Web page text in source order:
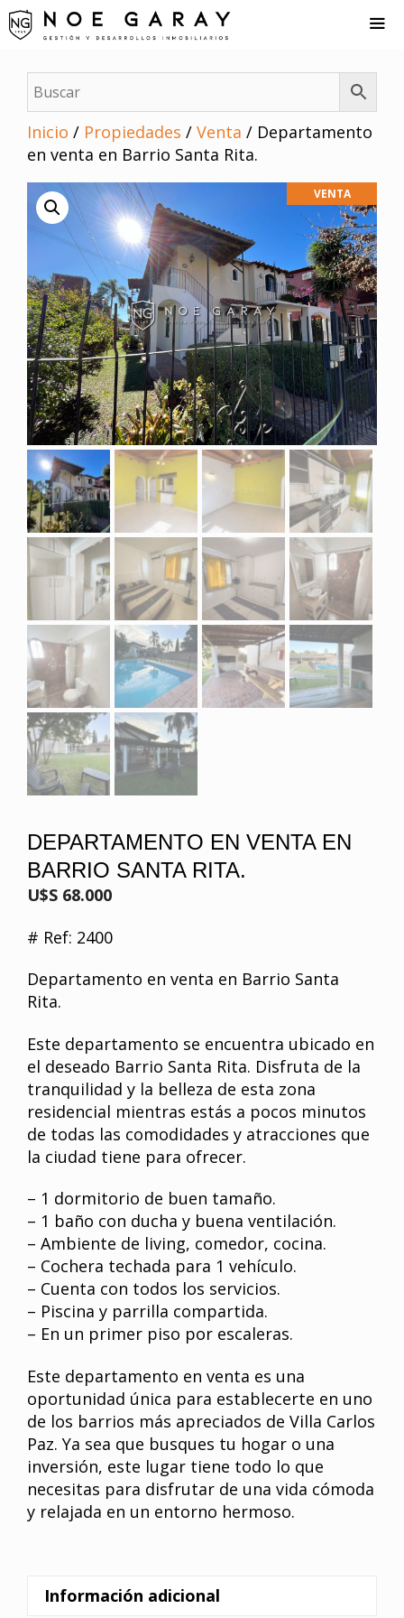
Saltar
al
Inicio / Propiedades / Venta / Departamento
en venta en Barrio Santa Rita.
VENTA
DEPARTAMENTO EN VENTA EN
BARRIO SANTA RITA.
U$S 68.000
# Ref: 2400
Departamento en venta en Barrio Santa
Rita.
Este departamento se encuentra ubicado en
el deseado Barrio Santa Rita. Disfruta de la
tranquilidad y la belleza de esta zona
residencial mientras estás a pocos minutos
de todas las comodidades y atracciones que
la ciudad tiene para ofrecer.
– 1 dormitorio de buen tamaño.
– 1 baño con ducha y buena ventilación.
– Ambiente de living, comedor, cocina.
– Cochera techada para 1 vehículo.
– Cuenta con todos los servicios.
– Piscina y parrilla compartida.
– En un primer piso por escaleras.
Este departamento en venta es una
oportunidad única para establecerte en uno
de los barrios más apreciados de Villa Carlos
Paz. Ya sea que busques tu hogar o una
inversión, este lugar tiene todo lo que
necesitas para disfrutar de una vida cómoda
y relajada en un entorno hermoso.
Información adicional